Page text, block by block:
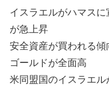
イスラエルがハマス
が急上昇
安全資産が買われる傾
ゴールドが全面高
米同盟国のイスラエ